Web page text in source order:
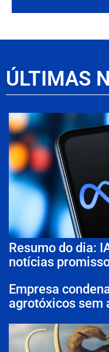
ÚLTIMAS
Resumo do dia:
notícias
Empresa
agrotóxicos sem